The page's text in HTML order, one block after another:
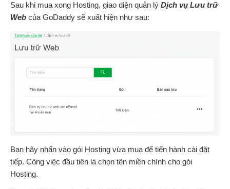
Sau khi mua xong Hosting, giao diện quản lý Dịch vụ Lưu trữ
Web của GoDaddy sẽ xuất hiện như sau:
Bạn hãy nhấn vào gói Hosting vừa mua để tiến hành cài đặt
tiếp. Công việc đầu tiên là chọn tên miền chính cho gói
Hosting.